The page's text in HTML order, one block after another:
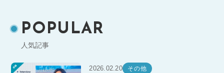
POPULAR
人気記事
2026.02.20 その他